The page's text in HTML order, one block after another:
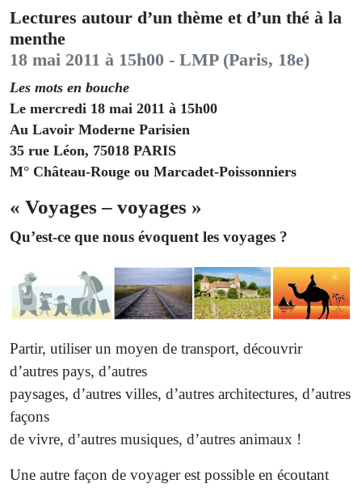
Lectures autour d’un thème et d’un thé à la
menthe
18 mai 2011 à 15h00 - LMP (Paris, 18e)
Les mots en bouche
Le mercredi 18 mai 2011 à 15h00
Au Lavoir Moderne Parisien
35 rue Léon, 75018 PARIS
M° Château-Rouge ou Marcadet-Poissonniers
« Voyages – voyages »
Qu’est-ce que nous évoquent les voyages ?
Partir, utiliser un moyen de transport, découvrir
d’autres pays, d’autres
paysages, d’autres villes, d’autres architectures, d’autres
façons
de vivre, d’autres musiques, d’autres animaux !
Une autre façon de voyager est possible en écoutant